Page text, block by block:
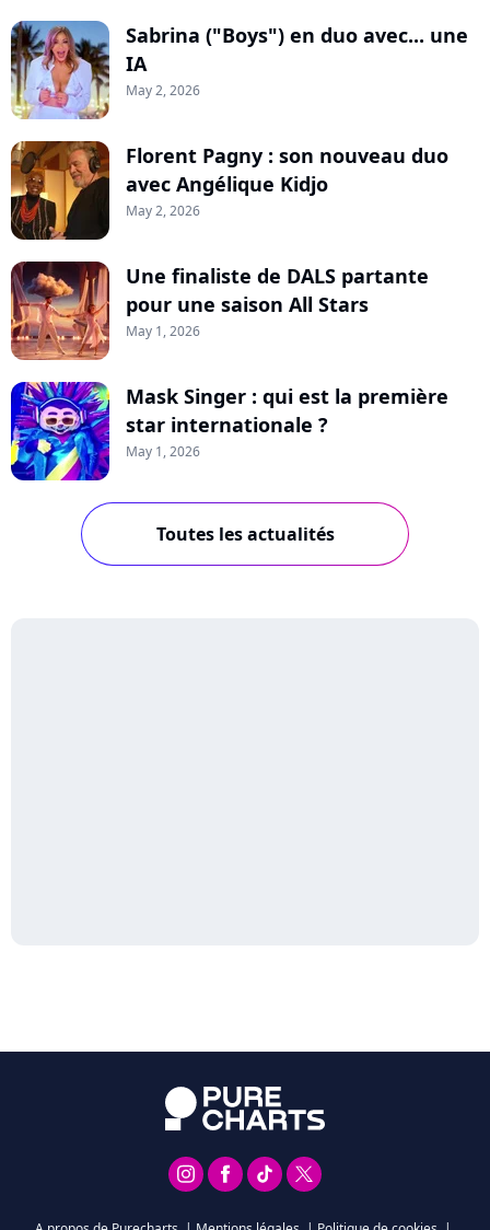
Sabrina ("Boys") en duo avec... une
IA
May 2, 2026
Florent Pagny : son nouveau duo
avec Angélique Kidjo
May 2, 2026
Une finaliste de DALS partante
pour une saison All Stars
May 1, 2026
Mask Singer : qui est la première
star internationale ?
May 1, 2026
Toutes les actualités